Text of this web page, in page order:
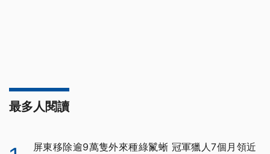
最多人閱讀
屏東移除逾9萬隻外來種綠鬣蜥 冠軍獵人7個月領近